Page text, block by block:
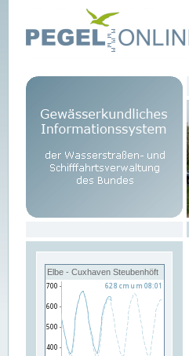
Elbe - Cuxhaven Steubenhöft